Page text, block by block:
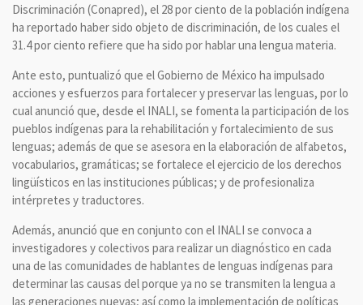
Discriminación (Conapred), el 28 por ciento de la población indígena
ha reportado haber sido objeto de discriminación, de los cuales el
31.4 por ciento refiere que ha sido por hablar una lengua materia.
Ante esto, puntualizó que el Gobierno de México ha impulsado
acciones y esfuerzos para fortalecer y preservar las lenguas, por lo
cual anunció que, desde el INALI, se fomenta la participación de los
pueblos indígenas para la rehabilitación y fortalecimiento de sus
lenguas; además de que se asesora en la elaboración de alfabetos,
vocabularios, gramáticas; se fortalece el ejercicio de los derechos
lingüísticos en las instituciones públicas; y de profesionaliza
intérpretes y traductores.
Además, anunció que en conjunto con el INALI se convoca a
investigadores y colectivos para realizar un diagnóstico en cada
una de las comunidades de hablantes de lenguas indígenas para
determinar las causas del porque ya no se transmiten la lengua a
las generaciones nuevas; así como la implementación de políticas